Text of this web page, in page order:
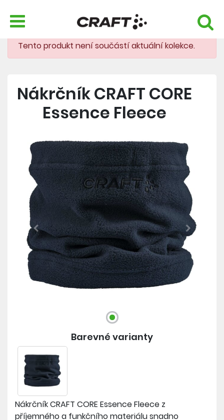
Tento produkt není součástí aktuální kolekce.
Nákrčník CRAFT CORE
Essence Fleece
Previous Next
Nákrčník CRAFT CORE Essence Fleece z
příjemného a funkčního materiálu snadno
Barevné varianty